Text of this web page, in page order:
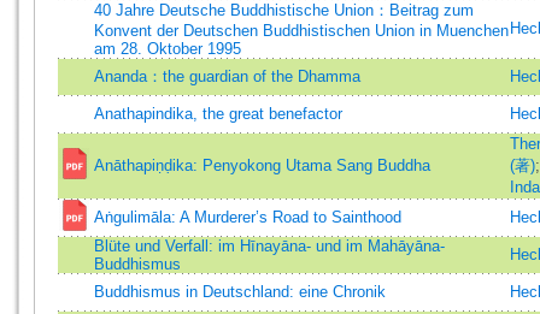
40 Jahre Deutsche Buddhistische Union：Beitrag zum
Konvent der Deutschen Buddhistischen Union in Muenchen
am 28. Oktober 1995
Ananda：the guardian of the Dhamma
Anathapindika, the great benefactor
Anāthapiṇḍika: Penyokong Utama Sang Buddha
(著)
Aṅgulimāla: A Murderer’s Road to Sainthood
Blüte und Verfall: im Hīnayāna- und im Mahāyāna-
Buddhismus
Buddhismus in Deutschland: eine Chronik